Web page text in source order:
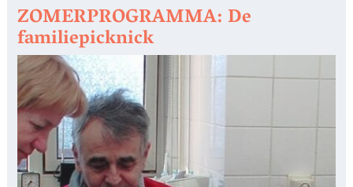
ZOMERPROGRAMMA: De
familiepicknick